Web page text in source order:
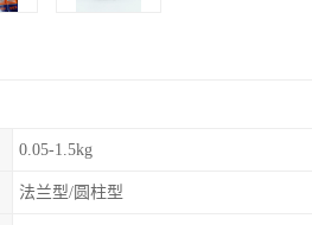
0.05-1.5kg
法兰型/圆柱型